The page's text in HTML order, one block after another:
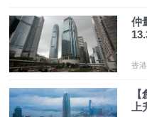
仲
香
上